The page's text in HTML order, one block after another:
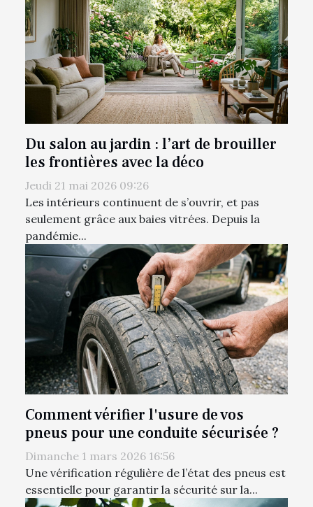
Du salon au jardin : l’art de brouiller
les frontières avec la déco
Jeudi 21 mai 2026 09:26
Les intérieurs continuent de s’ouvrir, et pas
seulement grâce aux baies vitrées. Depuis la
pandémie...
Comment vérifier l'usure de vos
pneus pour une conduite sécurisée ?
Dimanche 1 mars 2026 16:56
Une vérification régulière de l’état des pneus est
essentielle pour garantir la sécurité sur la...